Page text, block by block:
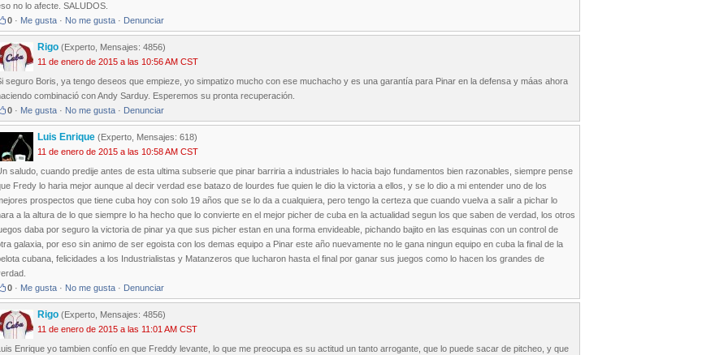
no lo afecte. SALUDOS.
0 · Me gusta · No me gusta · Denunciar
Rigo (Experto, Mensajes: 4856)
11 de enero de 2015 a las 10:56 AM CST
seguro Boris, ya tengo deseos que empieze, yo simpatizo mucho con ese muchacho y es una garantía para Pinar en la defensa y máas ahora
combinació con Andy Sarduy. Esperemos su pronta recuperación.
0 · Me gusta · No me gusta · Denunciar
Luis Enrique (Experto, Mensajes: 618)
11 de enero de 2015 a las 10:58 AM CST
saludo, cuando predije antes de esta ultima subserie que pinar barriria a industriales lo hacia bajo fundamentos bien razonables, siempre pense
Fredy lo haria mejor aunque al decir verdad ese batazo de lourdes fue quien le dio la victoria a ellos, y se lo dio a mi entender uno de los
prospectos que tiene cuba hoy con solo 19 años que se lo da a cualquiera, pero tengo la certeza que cuando vuelva a salir a pichar lo
a la altura de lo que siempre lo ha hecho que lo convierte en el mejor picher de cuba en la actualidad segun los que saben de verdad, los otros
daba por seguro la victoria de pinar ya que sus picher estan en una forma envideable, pichando bajito en las esquinas con un control de
galaxia, por eso sin animo de ser egoista con los demas equipo a Pinar este año nuevamente no le gana ningun equipo en cuba la final de la
cubana, felicidades a los Industrialistas y Matanzeros que lucharon hasta el final por ganar sus juegos como lo hacen los grandes de
0 · Me gusta · No me gusta · Denunciar
Rigo (Experto, Mensajes: 4856)
11 de enero de 2015 a las 11:01 AM CST
Enrique yo tambien confío en que Freddy levante, lo que me preocupa es su actitud un tanto arrogante, que lo puede sacar de pitcheo, y que